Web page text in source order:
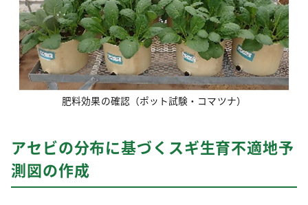
肥料効果の確認（ポット試験・コマツナ）
アセビの分布に基づくスギ生育不適地予
測図の作成